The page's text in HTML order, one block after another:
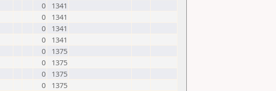
0
1341
0
1341
0
1341
0
1341
0
1375
0
1375
0
1375
0
1375